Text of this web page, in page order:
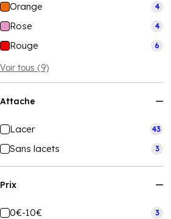
Orange 4
Rose 4
Rouge 6
Voir tous (9)
Attache
Lacer 43
Sans lacets 3
Prix
0€-10€ 3